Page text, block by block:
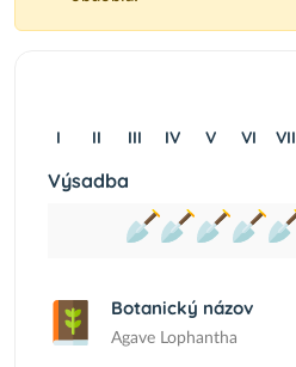
I II III IV V VI VII
Výsadba
Botanický názov
Agave Lophantha